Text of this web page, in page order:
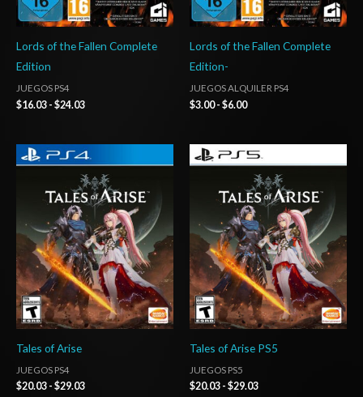
Lords of the Fallen Complete
Edition
JUEGOS PS4
$16.03 - $24.03
Lords of the Fallen Complete
Edition-
JUEGOS ALQUILER PS4
$3.00 - $6.00
Tales of Arise
JUEGOS PS4
$20.03 - $29.03
Rango
de
precios:
desde
$20.03
hasta
$29.03
Tales of Arise PS5
JUEGOS PS5
$20.03 - $29.03
Rango
de
precios:
desde
$20.03
hasta
$29.03